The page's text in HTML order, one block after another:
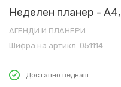
Неделен планер -
АГЕНДИ И ПЛАНЕРИ
Шифра на артикл: 051114
Достапно веднаш